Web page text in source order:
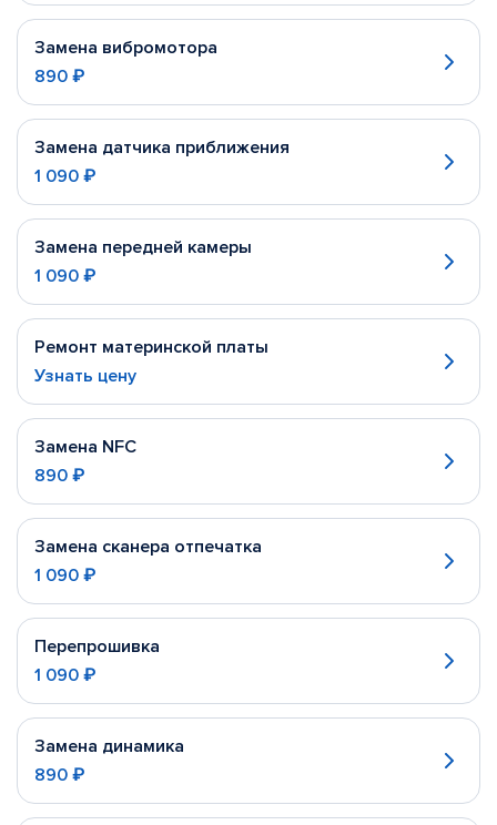
Замена вибромотора
890 ₽
Замена датчика приближения
1 090 ₽
Замена передней камеры
1 090 ₽
Ремонт материнской платы
Узнать цену
Замена NFC
890 ₽
Замена сканера отпечатка
1 090 ₽
Перепрошивка
1 090 ₽
Замена динамика
890 ₽